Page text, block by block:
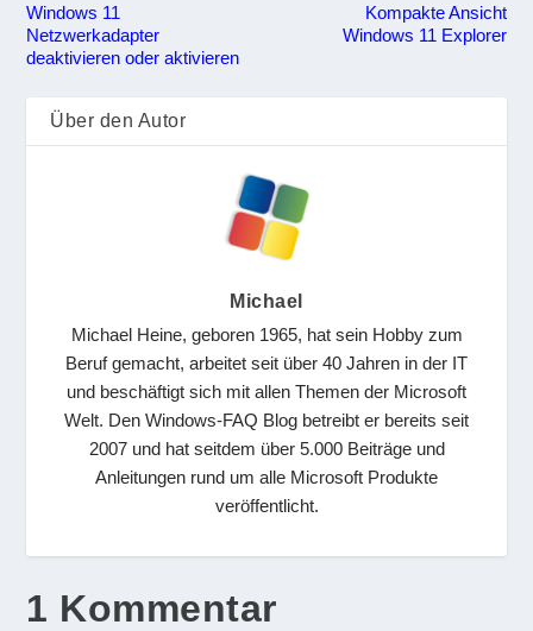
Windows 11
Netzwerkadapter
deaktivieren oder aktivieren
Kompakte Ansicht
Windows 11 Explorer
Über den Autor
Michael
Michael Heine, geboren 1965, hat sein Hobby zum
Beruf gemacht, arbeitet seit über 40 Jahren in der IT
und beschäftigt sich mit allen Themen der Microsoft
Welt. Den Windows-FAQ Blog betreibt er bereits seit
2007 und hat seitdem über 5.000 Beiträge und
Anleitungen rund um alle Microsoft Produkte
veröffentlicht.
1 Kommentar